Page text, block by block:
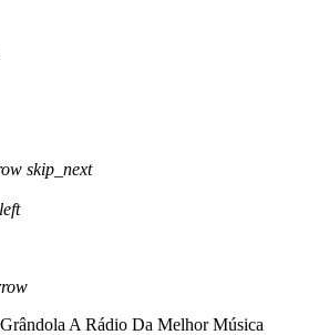
skip_next
A Rádio Da Melhor Música